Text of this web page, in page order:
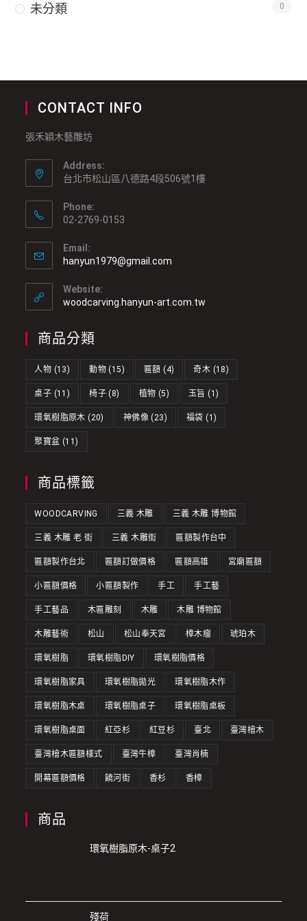
未分類 0
CONTACT INFO
張禾穎木藝雕坊
Address:
台北市松山區八德路4段506號1樓
Phone:
02-2769-0153
Email:
hanyun1979@gmail.com
Website:
woodcarving.hanyun-art.com.tw
商品分類
人物 (13) 動物 (15) 匾額 (4) 奇木 (18)
桌子 (11) 椅子 (8) 植物 (5) 玉旨 (1)
環氧樹脂原木 (20) 神佛像 (23) 福袋 (1)
聚寶盆 (11)
商品標籤
WOODCARVING 三義 木雕 三義 木雕 博物館
三義 木雕 老 街 三義 木雕街 匾額製作台中
匾額製作台北 匾額訂做價格 匾額高雄 宮廟匾額
小匾額價格 小匾額製作 手工 手工藝
手工藝品 木匾雕刻 木雕 木雕 博物館
木雕藝術 松山 松山奉天宮 樟木瘤 琥珀木
環氧樹脂 環氧樹脂DIY 環氧樹脂價格
環氧樹脂家具 環氧樹脂拋光 環氧樹脂木作
環氧樹脂木桌 環氧樹脂桌子 環氧樹脂桌板
環氧樹脂桌面 紅亞杉 紅豆杉 臺北 臺灣檜木
臺灣檜木匾額樣式 臺灣牛樟 臺灣肖楠
開幕匾額價格 饒河街 香杉 香樟
商品
環氧樹脂原木-桌子2
殘荷